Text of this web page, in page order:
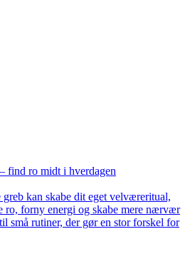
find ro midt i hverdagen
kan skabe dit eget velværeritual,
ro, forny energi og skabe mere nærvær
små rutiner, der gør en stor forskel for